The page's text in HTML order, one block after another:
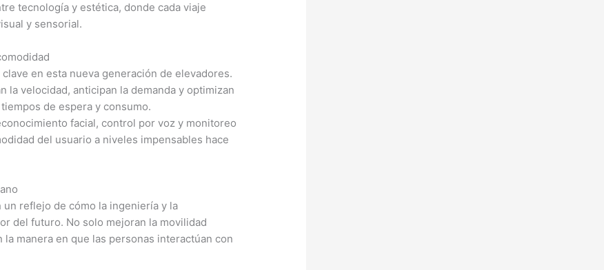
tecnología y estética, donde cada viaje
y sensorial.
en esta nueva generación de elevadores.
la velocidad, anticipan la demanda y optimizan
de espera y consumo.
facial, control por voz y monitoreo
del usuario a niveles impensables hace
un reflejo de cómo la ingeniería y la
del futuro. No solo mejoran la movilidad
manera en que las personas interactúan con